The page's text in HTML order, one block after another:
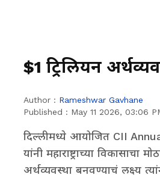
$1 ट्रिलियन
Author : Rameshwar Gavhane
Published : May 11 2026, 03:06
दिल्लीमध्ये आयोजित CII
यांनी महाराष्ट्राच्या विकासाचा
अर्थव्यवस्था बनवण्याचं लक्ष्य